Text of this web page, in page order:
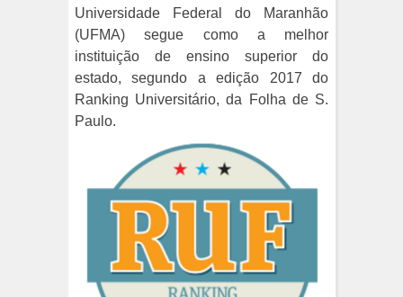
Universidade Federal do Maranhão
(UFMA) segue como a melhor
instituição de ensino superior do
estado, segundo a edição 2017 do
Ranking Universitário, da Folha de S.
Paulo.